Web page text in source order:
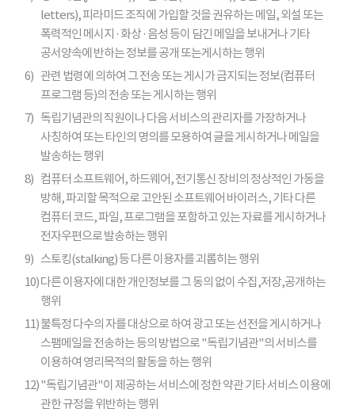
letters), 피라미드 조직에 가입할 것을 권유하는 메일, 외설 또는
폭력적인 메시지 · 화상 · 음성 등이 담긴 메일을 보내거나 기타
공서양속에 반하는 정보를 공개 또는게시하는 행위
6) 관련 법령에 의하여 그 전송 또는 게시가 금지되는 정보(컴퓨터
프로그램 등)의 전송 또는 게시하는 행위
7) 독립기념관의 직원이나 다음 서비스의 관리자를 가장하거나
사칭하여 또는 타인의 명의를 모용하여 글을 게시하거나 메일을
발송하는 행위
8) 컴퓨터 소프트웨어, 하드웨어, 전기통신 장비의 정상적인 가동을
방해, 파괴할 목적으로 고안된 소프트웨어 바이러스, 기타 다른
컴퓨터 코드, 파일, 프로그램을 포함하고 있는 자료를 게시하거나
전자우편으로 발송하는 행위
9) 스토킹(stalking) 등 다른 이용자를 괴롭히는 행위
10)다른 이용자에 대한 개인정보를 그 동의 없이 수집,저장,공개하는
행위
11)불특정 다수의 자를 대상으로 하여 광고 또는 선전을 게시하거나
스팸메일을 전송하는 등의 방법으로 "독립기념관"의 서비스를
이용하여 영리목적의 활동을 하는 행위
12)"독립기념관"이 제공하는 서비스에 정한 약관 기타 서비스 이용에
관한 규정을 위반하는 행위